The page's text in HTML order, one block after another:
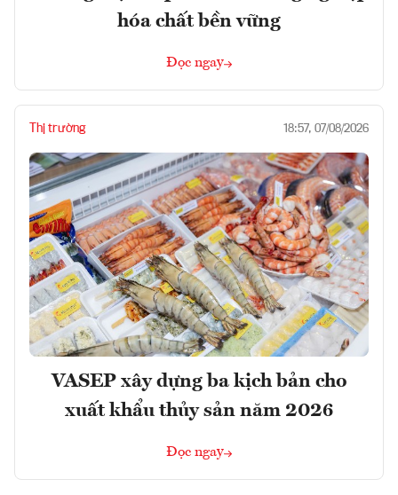
hóa chất bền vững
Đọc ngay
Thị trường 18:57, 07/08/2026
VASEP xây dựng ba kịch bản cho
xuất khẩu thủy sản năm 2026
Đọc ngay